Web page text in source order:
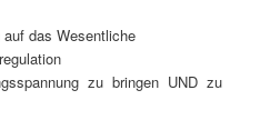
das Wesentliche
zu bringen UND zu